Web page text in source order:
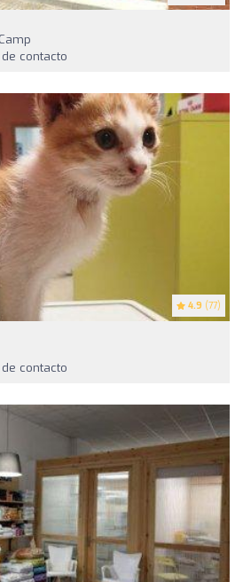
contacto
4.9 (77)
contacto